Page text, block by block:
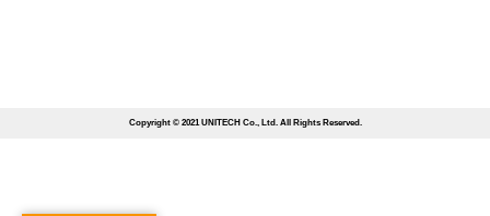
Copyright © 2021 UNITECH Co., Ltd. All Rights Reserved.